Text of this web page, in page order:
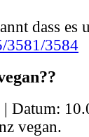
dass es
3581/3584
Datum:
vegan.